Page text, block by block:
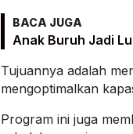
BACA JUGA
Anak Buruh Jadi
Tujuannya adalah
mengoptimalkan
Program ini juga